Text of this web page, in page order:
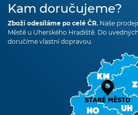
Kam doručujeme?
Zboží odesíláme po celé ČR. Naše
Městě u Uherského Hradiště. Do
doručíme vlastní dopravou.